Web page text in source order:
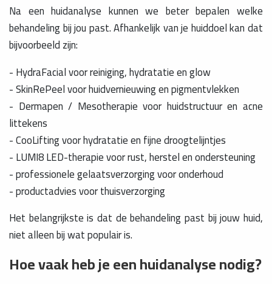
Na een huidanalyse kunnen we beter bepalen welke
behandeling bij jou past. Afhankelijk van je huiddoel kan dat
bijvoorbeeld zijn:
- HydraFacial voor reiniging, hydratatie en glow
- SkinRePeel voor huidvernieuwing en pigmentvlekken
- Dermapen / Mesotherapie voor huidstructuur en acne
littekens
- CooLifting voor hydratatie en fijne droogtelijntjes
- LUMI8 LED-therapie voor rust, herstel en ondersteuning
- professionele gelaatsverzorging voor onderhoud
- productadvies voor thuisverzorging
Het belangrijkste is dat de behandeling past bij jouw huid,
niet alleen bij wat populair is.
Hoe vaak heb je een huidanalyse nodig?